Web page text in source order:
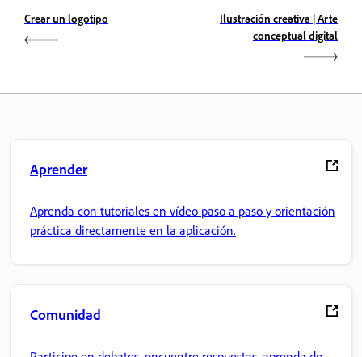
Crear un logotipo
Ilustración creativa | Arte
conceptual digital
Aprender
Aprenda con tutoriales en vídeo paso a paso y orientación
práctica directamente en la aplicación.
Comunidad